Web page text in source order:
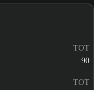
TOT
90
TOT